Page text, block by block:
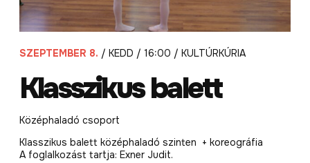
SZEPTEMBER 8. / KEDD / 16:00 / KULTÚRKÚRIA
Klasszikus balett
Középhaladó csoport
Klasszikus balett középhaladó szinten + koreográfia
A foglalkozást tartja: Exner Judit.